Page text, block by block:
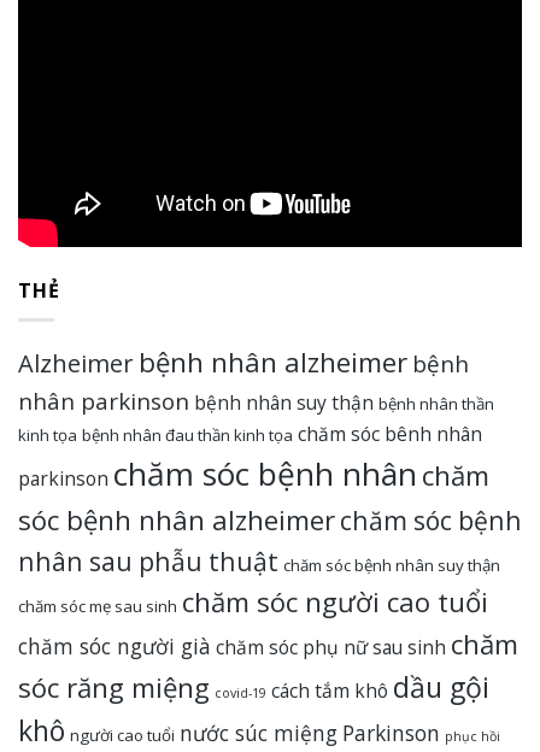
THẺ
Alzheimer bệnh nhân alzheimer bệnh
nhân parkinson bệnh nhân suy thận bệnh nhân thần
kinh tọa bệnh nhân đau thần kinh tọa chăm sóc bênh nhân
parkinson chăm sóc bệnh nhân chăm
sóc bệnh nhân alzheimerchăm sóc bệnh
nhân sau phẫu thuật chăm sóc bệnh nhân suy thận
chăm sóc mẹ sau sinh chăm sóc người cao tuổi
chăm sóc người già chăm sóc phụ nữ sau sinh chăm
sóc răng miệng covid-19 cách tắm khô dầu gội
khô người cao tuổi nước súc miệng Parkinson phục hồi